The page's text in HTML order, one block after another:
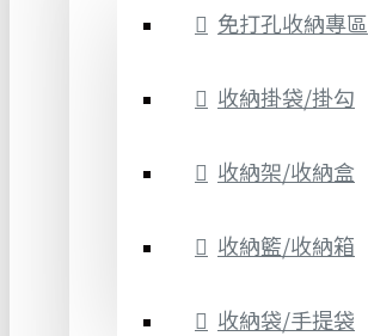
免打孔收納專區
收納掛袋/掛勾
收納架/收納盒
收納籃/收納箱
收納袋/手提袋